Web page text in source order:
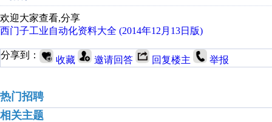
欢迎大家查看,分享
西门子工业自动化资料大全 (2014年12月13日版)
分享到： 收藏 邀请回答 回复楼主 举报
热门招聘
相关主题